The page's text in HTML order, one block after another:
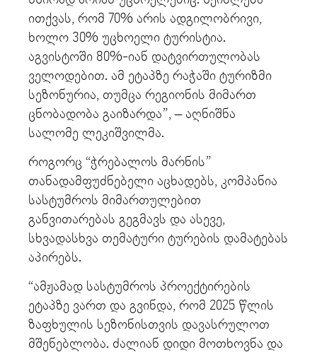
ითქვას, რომ 70% არის ადგილობრივი,
ხოლო 30% უცხოელი ტურისტია.
აგვისტოში 80%-იან დატვირთულობას
ველოდებით. ამ ეტაპზე რაჭაში ტურიზმი
სეზონურია, თუმცა რეგიონის მიმართ
ცნობადობა გაიზარდა”, – აღნიშნა
სალომე ლეკიშვილმა.
როგორც “ჭრებალოს მარნის”
თანადამფუძნებელი აცხადებს, კომპანია
სასტუმროს მიმართულებით
განვითარებას გეგმავს და ასევე,
სხვადასხვა თემატური ტურების დამატებას
აპირებს.
“ამჟამად სასტუმროს პროექტირების
ეტაპზე ვართ და გვინდა, რომ 2025 წლის
ზაფხულის სეზონისთვის დავასრულოთ
მშენებლობა. ძალიან დიდი მოთხოვნა და